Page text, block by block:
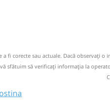
cu o
pentru
fi corecte sau actuale. Dacă observați
sfătuim să verificaţi informaţia la